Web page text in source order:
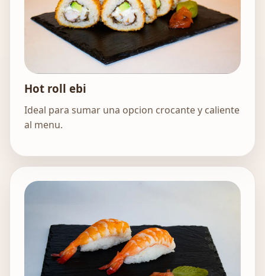
Hot roll ebi
Ideal para sumar una opcion crocante y caliente
al menu.